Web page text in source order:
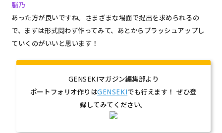
脳乃
あった方が良いですね。さまざまな場面で提出を求められるの
で、まずは形式問わず作ってみて、あとからブラッシュアップし
ていくのがいいと思います！
GENSEKIマガジン編集部より
ポートフォリオ作りはGENSEKIでも行えます！ ぜひ登
録してみてください。